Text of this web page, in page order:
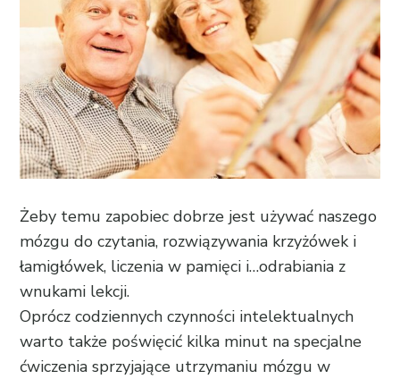
Żeby temu zapobiec dobrze jest używać naszego
mózgu do czytania, rozwiązywania krzyżówek i
łamigłówek, liczenia w pamięci i…odrabiania z
wnukami lekcji.
Oprócz codziennych czynności intelektualnych
warto także poświęcić kilka minut na specjalne
ćwiczenia sprzyjające utrzymaniu mózgu w